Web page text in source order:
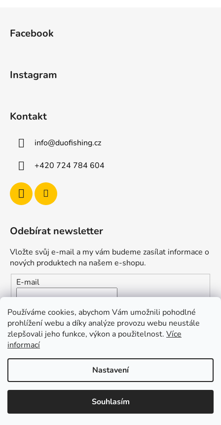
Používáme cookies, abychom Vám umožnili pohodlné
prohlížení webu a díky analýze provozu webu neustále
zlepšovali jeho funkce, výkon a použitelnost. Více
informací
Nastavení
Souhlasím
Facebook
Instagram
Kontakt
info@duofishing.cz
+420 724 784 604
Odebírat newsletter
Vložte svůj e-mail a my vám budeme zasílat informace o
nových produktech na našem e-shopu.
E-mail
Vložením e-mailu souhlasíte s
podmínkami ochrany
osobních údajů
PŘIHLÁSIT SE
Vytvořil Shoptet
Duofishing. Všechna práva vyhrazena.
Upravit nastavení cookies